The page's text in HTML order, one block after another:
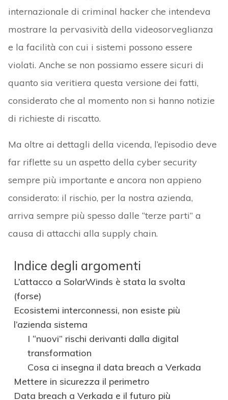
internazionale di criminal hacker che intendeva
mostrare la pervasività della videosorveglianza
e la facilità con cui i sistemi possono essere
violati. Anche se non possiamo essere sicuri di
quanto sia veritiera questa versione dei fatti,
considerato che al momento non si hanno notizie
di richieste di riscatto.
Ma oltre ai dettagli della vicenda, l’episodio deve
far riflette su un aspetto della cyber security
sempre più importante e ancora non appieno
considerato: il rischio, per la nostra azienda,
arriva sempre più spesso dalle “terze parti” a
causa di attacchi alla supply chain.
Indice degli argomenti
L’attacco a SolarWinds è stata la svolta
(forse)
Ecosistemi interconnessi, non esiste più
l’azienda sistema
I “nuovi” rischi derivanti dalla digital
transformation
Cosa ci insegna il data breach a Verkada
Mettere in sicurezza il perimetro
Data breach a Verkada e il futuro più